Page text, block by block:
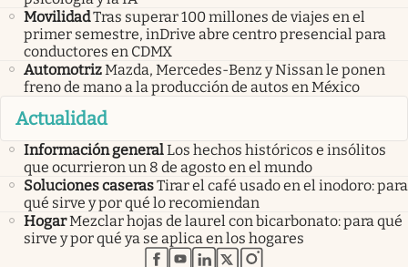
MovilidadTras superar 100 millones de viajes en el
primer semestre, inDrive abre centro presencial para
conductores en CDMX
AutomotrizMazda, Mercedes-Benz y Nissan le ponen
freno de mano a la producción de autos en México
Actualidad
Información generalLos hechos históricos e insólitos
que ocurrieron un 8 de agosto en el mundo
Soluciones caserasTirar el café usado en el inodoro: para
qué sirve y por qué lo recomiendan
HogarMezclar hojas de laurel con bicarbonato: para qué
sirve y por qué ya se aplica en los hogares
abre en nueva pestaña
abre en nueva pestaña
abre en nueva pestaña
abre en nueva pestaña
abre en nueva pestaña